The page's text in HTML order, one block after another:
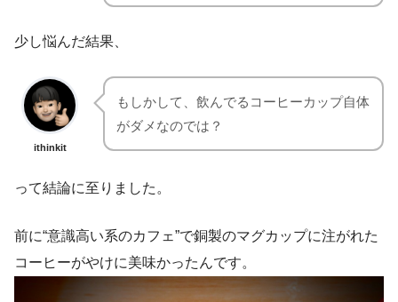
少し悩んだ結果、
ithinkit
もしかして、飲んでるコーヒーカップ自体
がダメなのでは？
って結論に至りました。
前に“意識高い系のカフェ”で銅製のマグカップに注がれた
コーヒーがやけに美味かったんです。